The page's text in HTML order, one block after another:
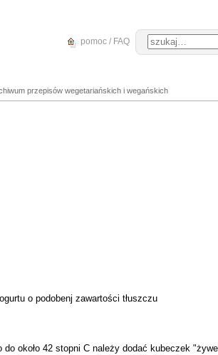
pomoc / FAQ
przepisów wegetariańskich i wegańskich
o podobenj zawartości tłuszczu
około 42 stopni C należy dodać kubeczek